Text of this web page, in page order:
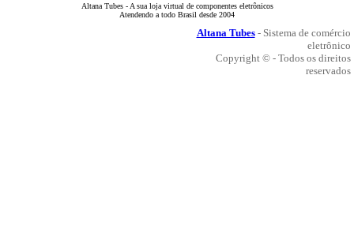
Altana Tubes - A sua loja virtual de componentes eletrônicos
Atendendo a todo Brasil desde 2004
Altana Tubes- Sistema de comércio
eletrônico
Copyright © - Todos os direitos
reservados